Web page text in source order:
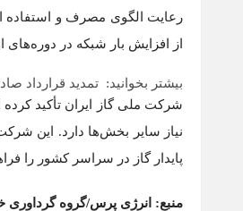
رعایت الگوی مصرف و استفاده
از افزایش بار شبکه در
بیشتر بخوانید: تمدید قرارداد
شرکت ملی گاز ایران تأکید
نیاز سایر بخش‌ها دارد. این
پایدار گاز در سراسر کشور را
منبع: انرژی پرس/گروه گرداوری